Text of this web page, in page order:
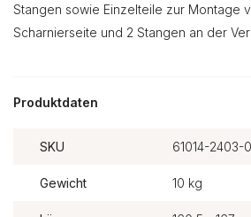
Stangen sowie Einzelteile zur Montage
Scharnierseite und 2 Stangen an der
Produktdaten
SKU 61014-2403-
Gewicht 10 kg